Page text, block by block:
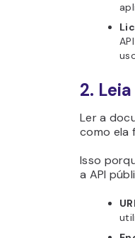
2.
Ler a
como ela
Isso
a API